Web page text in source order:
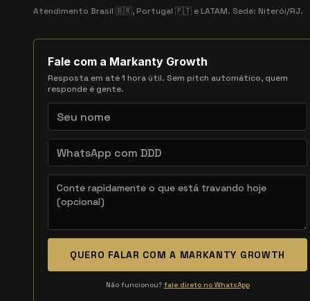
Atendimento Brasil 🇧🇷, Portugal 🇵🇹 e LATAM. Sede: Niterói/RJ.
Fale com a Markanty Growth
Resposta em até 1 hora útil. Sem pitch automático, quem
responde é gente.
QUERO FALAR COM A MARKANTY GROWTH
Não funcionou? fale direto no WhatsApp